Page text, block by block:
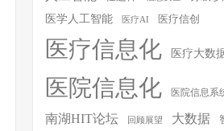
医学人工智能 医疗AI 医疗信创
医疗信息化 医疗大数
医院信息化 医院信息系
南湖HIT论坛 回顾展望 大数据